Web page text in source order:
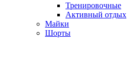
Тренировочные
Активный отдых
Майки
Шорты